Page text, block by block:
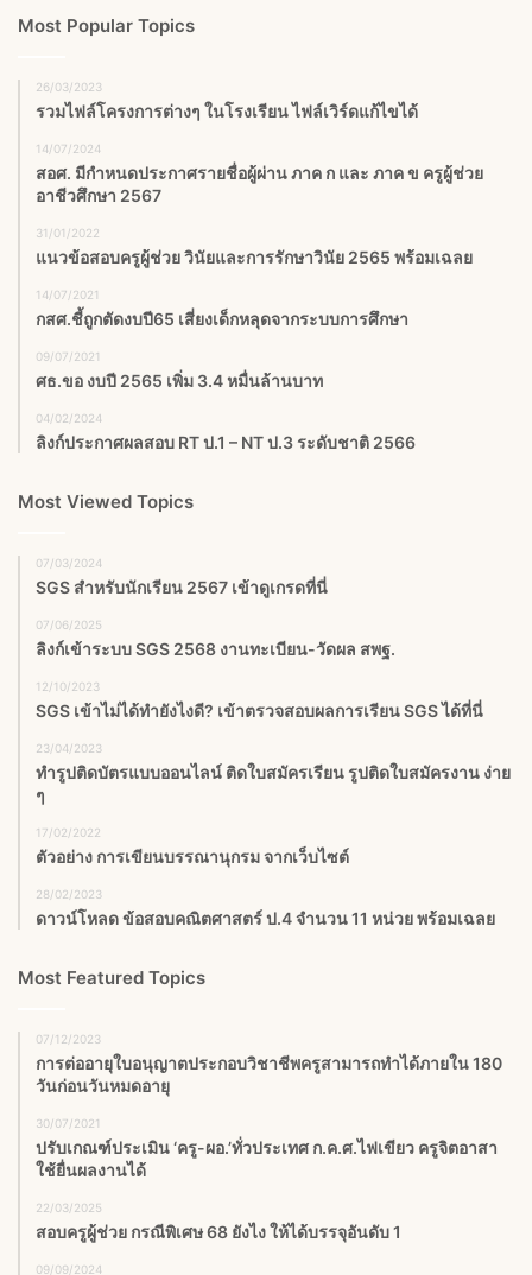
Most Popular Topics
26/03/2023
รวมไฟล์โครงการต่างๆ ในโรงเรียน ไฟล์เวิร์ดแก้ไขได้
14/07/2024
สอศ. มีกำหนดประกาศรายชื่อผู้ผ่าน ภาค ก และ ภาค ข ครูผู้ช่วย
อาชีวศึกษา 2567
31/01/2022
แนวข้อสอบครูผู้ช่วย วินัยและการรักษาวินัย 2565 พร้อมเฉลย
14/07/2021
กสศ.ชี้ถูกตัดงบปี65 เสี่ยงเด็กหลุดจากระบบการศึกษา
09/07/2021
ศธ.ขอ งบปี 2565 เพิ่ม 3.4 หมื่นล้านบาท
04/02/2024
ลิงก์ประกาศผลสอบ RT ป.1 – NT ป.3 ระดับชาติ 2566
Most Viewed Topics
07/03/2024
SGS สําหรับนักเรียน 2567 เข้าดูเกรดที่นี่
07/06/2025
ลิงก์เข้าระบบ SGS 2568 งานทะเบียน-วัดผล สพฐ.
12/10/2023
SGS เข้าไม่ได้ทำยังไงดี? เข้าตรวจสอบผลการเรียน SGS ได้ที่นี่
23/04/2023
ทำรูปติดบัตรแบบออนไลน์ ติดใบสมัครเรียน รูปติดใบสมัครงาน ง่าย
ๆ
17/02/2022
ตัวอย่าง การเขียนบรรณานุกรม จากเว็บไซต์
28/02/2023
ดาวน์โหลด ข้อสอบคณิตศาสตร์ ป.4 จำนวน 11 หน่วย พร้อมเฉลย
Most Featured Topics
07/12/2023
การต่ออายุใบอนุญาตประกอบวิชาชีพครูสามารถทำได้ภายใน 180
วันก่อนวันหมดอายุ
30/07/2021
ปรับเกณฑ์ประเมิน ‘ครู-ผอ.’ทั่วประเทศ ก.ค.ศ.ไฟเขียว ครูจิตอาสา
ใช้ยื่นผลงานได้
22/03/2025
สอบครูผู้ช่วย กรณีพิเศษ 68 ยังไง ให้ได้บรรจุอันดับ 1
09/09/2024